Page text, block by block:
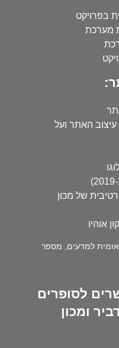
בפרויקט
מערכת
האתר ועל
של מכון
אוהיו
למדעים, מספר
לסופרים
ומכון